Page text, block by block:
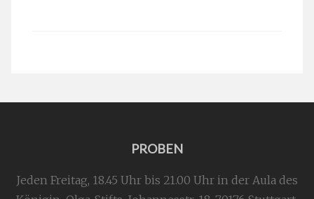
PROBEN
Jeden Freitag, 18.45 Uhr bis 21.00 Uhr in der Aula des